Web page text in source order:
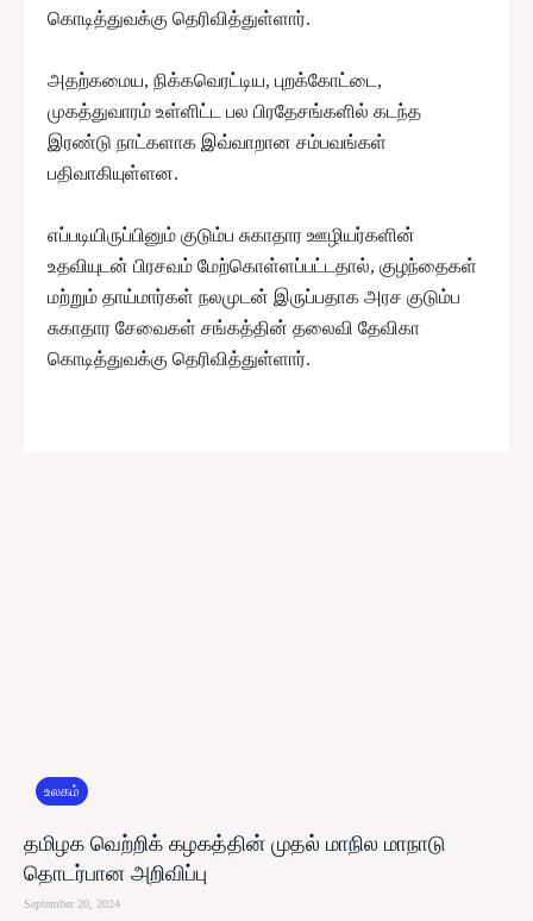
கொடித்துவக்கு தெரிவித்துள்ளார்.
அதற்கமைய, நிக்கவெரட்டிய, புறக்கோட்டை,
முகத்துவாரம் உள்ளிட்ட பல பிரதேசங்களில் கடந்த
இரண்டு நாட்களாக இவ்வாறான சம்பவங்கள்
பதிவாகியுள்ளன.
எப்படியிருப்பினும் குடும்ப சுகாதார ஊழியர்களின்
உதவியுடன் பிரசவம் மேற்கொள்ளப்பட்டதால், குழந்தைகள்
மற்றும் தாய்மார்கள் நலமுடன் இருப்பதாக அரச குடும்ப
சுகாதார சேவைகள் சங்கத்தின் தலைவி தேவிகா
கொடித்துவக்கு தெரிவித்துள்ளார்.
உலகம்
தமிழக வெற்றிக் கழகத்தின் முதல் மாநில மாநாடு
தொடர்பான அறிவிப்பு
September 20, 2024